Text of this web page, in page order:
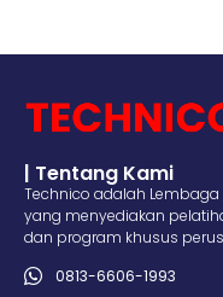
| Tentang Kami
Technico adalah Lembaga
yang menyediakan
dan program khusus
0813-6606-1993